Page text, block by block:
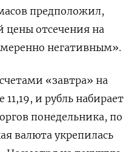
предположил,
цены отсечения на
негативным».
«завтра» на
и рубль набирает
понедельника, по
валюта укрепилась